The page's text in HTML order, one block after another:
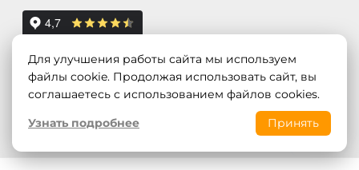
Для улучшения работы сайта мы используем
файлы cookie. Продолжая использовать сайт, вы
соглашаетесь с использованием файлов cookies.
Узнать подробнее
Принять